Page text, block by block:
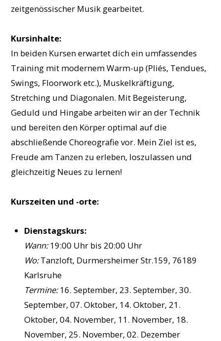
zeitgenössischer Musik gearbeitet.
Kursinhalte:
In beiden Kursen erwartet dich ein umfassendes
Training mit modernem Warm-up (Pliés, Tendues,
Swings, Floorwork etc.), Muskelkräftigung,
Stretching und Diagonalen. Mit Begeisterung,
Geduld und Hingabe arbeiten wir an der Technik
und bereiten den Körper optimal auf die
abschließende Choreografie vor. Mein Ziel ist es,
Freude am Tanzen zu erleben, loszulassen und
gleichzeitig Neues zu lernen!
Kurszeiten und -orte:
Dienstagskurs:
Wann:19:00 Uhr bis 20:00 Uhr
Wo:Tanzloft, Durmersheimer Str.159, 76189
Karlsruhe
Termine:16. September, 23. September, 30.
September, 07. Oktober, 14. Oktober, 21.
Oktober, 04. November, 11. November, 18.
November, 25. November, 02. Dezember